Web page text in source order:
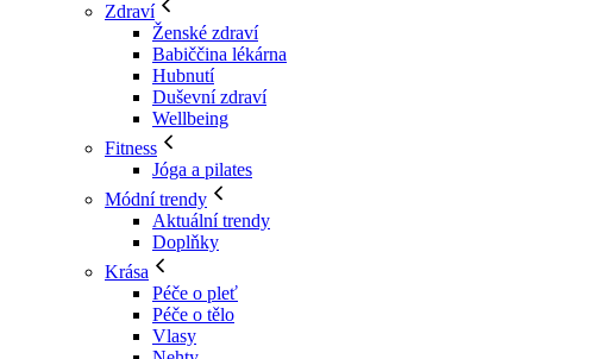
Zdraví
Ženské zdraví
Babiččina lékárna
Hubnutí
Duševní zdraví
Wellbeing
Fitness
Jóga a pilates
Módní trendy
Aktuální trendy
Doplňky
Krása
Péče o pleť
Péče o tělo
Vlasy